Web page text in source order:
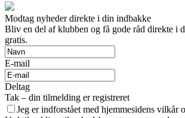
Modtag nyheder direkte i din indbakke
Bliv en del af klubben og få gode råd direkte i
gratis.
E-mail
Deltag
Tak – din tilmelding er registreret
Jeg er indforstået med hjemmesidens vilkår